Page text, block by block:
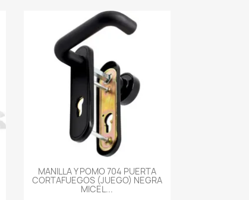
-->
MANILLA Y POMO 704 PUERTA
CORTAFUEGOS (JUEGO) NEGRA
MICEL...